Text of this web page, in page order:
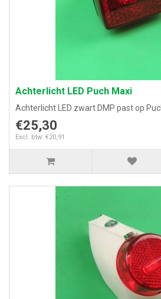
Achterlicht LED Puch Maxi
Achterlicht LED zwart DMP past op
€25,30
Excl. btw: €20,91